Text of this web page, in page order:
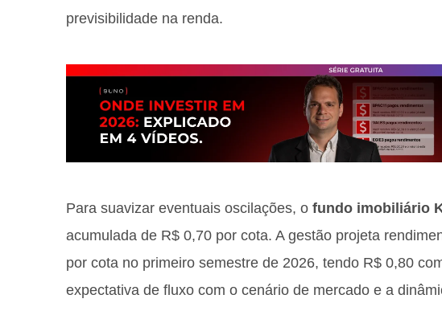
previsibilidade na renda.
Para suavizar eventuais oscilações, o fundo imobiliário
acumulada de R$ 0,70 por cota. A gestão projeta
por cota no primeiro semestre de 2026, tendo R$ 0,80
expectativa de fluxo com o cenário de mercado e a